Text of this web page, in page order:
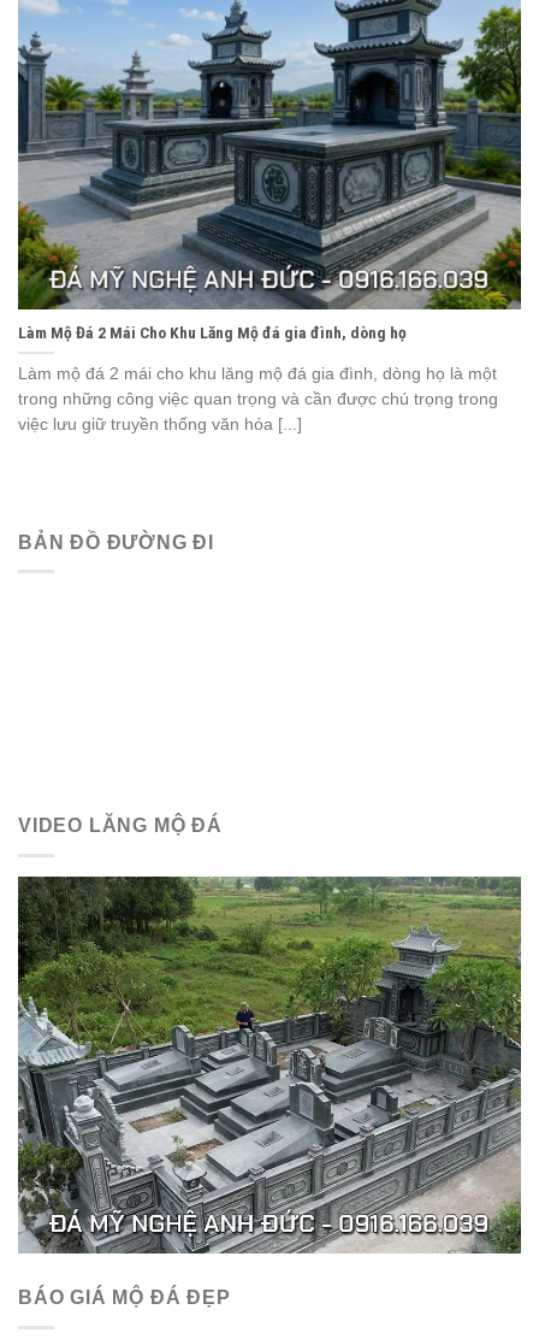
Làm Mộ Đá 2 Mái Cho Khu Lăng Mộ đá gia đình, dòng họ
Làm mộ đá 2 mái cho khu lăng mộ đá gia đình, dòng họ là một
trong những công việc quan trọng và cần được chú trọng trong
việc lưu giữ truyền thống văn hóa [...]
BẢN ĐỒ ĐƯỜNG ĐI
VIDEO LĂNG MỘ ĐÁ
BÁO GIÁ MỘ ĐÁ ĐẸP